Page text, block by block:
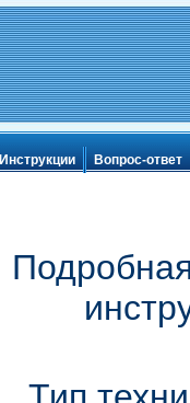
Инструкции Вопрос-ответ